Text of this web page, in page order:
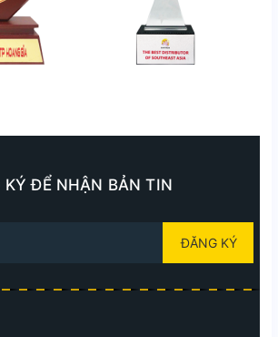
KÝ ĐỂ NHẬN BẢN TIN
ĐĂNG KÝ